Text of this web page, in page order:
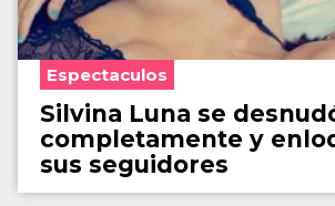
Espectaculos
Silvina Luna se
completamente y
sus seguidores